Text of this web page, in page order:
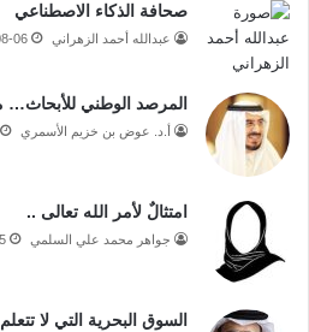
صحافة الذكاء الاصطناعي
عبدالله أحمد الزهراني 06
المرصد الوطني للأبحاث…
أ.د. عوض بن خزيم الأسمري
امتثالٌ لأمر الله تعالى ..
جواهر محمد علي السلمي
السوق البحرية التي لا تتعلم